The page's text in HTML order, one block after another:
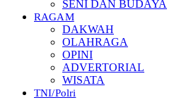
SENI DAN BUDAYA
RAGAM
DAKWAH
OLAHRAGA
OPINI
ADVERTORIAL
WISATA
TNI/Polri